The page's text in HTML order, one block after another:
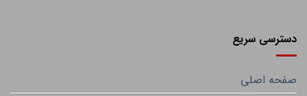
دسترسی سریع
صفحه اصلی